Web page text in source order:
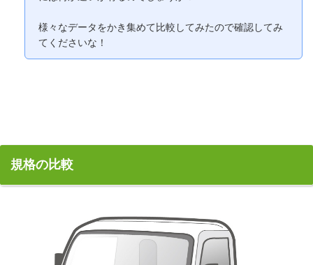
様々なデータをかき集めて比較してみたので確認してみ
てくださいな！
規格の比較